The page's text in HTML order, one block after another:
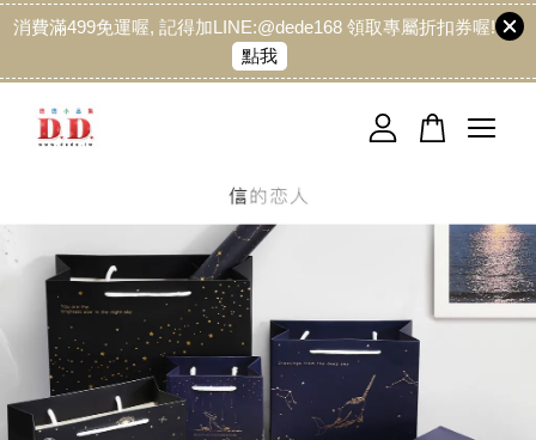
消費滿499免運喔, 記得加LINE:@dede168 領取專屬折扣券喔!
點我
您的購物車目前還是空的。
繼續購物